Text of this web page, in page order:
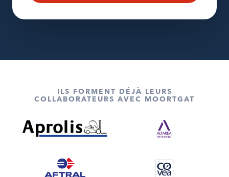
ILS FORMENT DÉJÀ LEURS
COLLABORATEURS AVEC MOORTGAT